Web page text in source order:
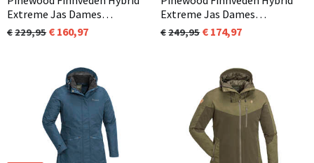
Extreme Jas Dames
Rood/Donker Rood (576)
229,95 160,97
Extreme Jas Dames
Donkerblauw (349)
249,95 174,97